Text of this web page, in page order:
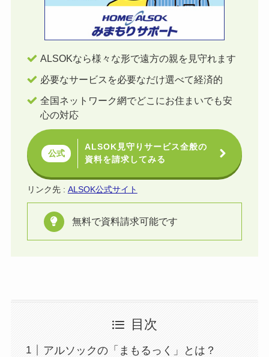
ALSOKなら様々な形で遠方の親を見守れます
必要なサービスを必要なだけ選べて経済的
全国ネットワーク網でどこにお住まいでも安
心の対応
公式
ALSOK見守りサービス全般の
資料を請求してみる
リンク先 : ALSOK公式サイト
無料で資料請求可能です
目次
アルソックの「まもるっく」とは？